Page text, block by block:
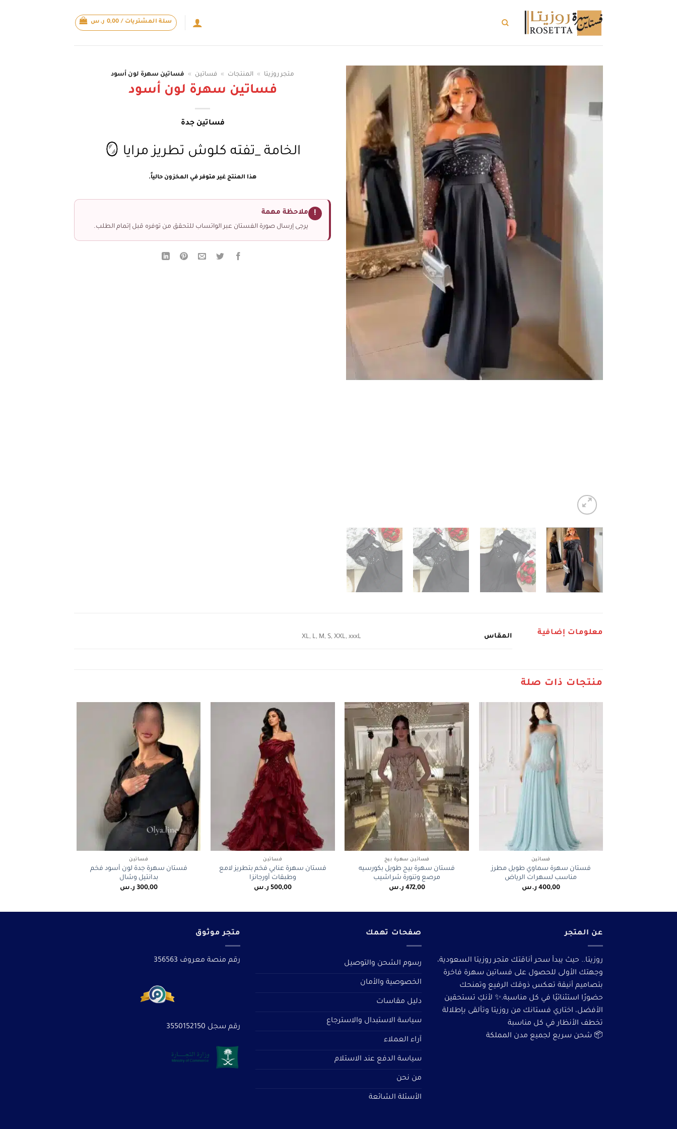
سلة المشتريات / 0,00 ر.س
متجر روزيتا » المنتجات » فساتين » فساتين سهرة لون أسود
فساتين سهرة لون أسود
فساتين جدة
الخامة _تفته كلوش تطريز مرايا 🪞
هذا المنتج غير متوفر في المخزون حالياً.
! ملاحظة مهمة
يرجى إرسال صورة الفستان عبر الواتساب للتحقق من توفره قبل إتمام الطلب.
معلومات إضافية المقاس XL, L, M, S, XXL, xxxL
منتجات ذات صلة
فساتين
فستان سهرة سماوي طويل مطرز
مناسب لسهرات الرياض
400,00 ر.س
+
فساتين سهرة بيج
فستان سهرة بيج طويل بكورسيه
مرصع وتنورة شراشيب
472,00 ر.س
+
فساتين
فستان سهرة عنابي فخم بتطريز لامع
وطبقات أورجانزا
500,00 ر.س
فساتين
فستان سهرة جدة لون أسود فخم
بدانتيل وشال
300,00 ر.س
عن المتجر
روزيتا.. حيث يبدأ سحر أناقتك متجر روزيتا السعودية،
وجهتك الأولى للحصول على فساتين سهرة فاخرة
بتصاميم أنيقة تعكس ذوقك الرفيع وتمنحك
حضورًا استثنائيًا في كل مناسبة.✨ لأنكِ تستحقين
الأفضل، اختاري فستانك من روزيتا وتألقى بإطلالة
تخطف الأنظار في كل مناسبة
📦 شحن سريع لجميع مدن المملكة
صفحات تهمك
رسوم الشحن والتوصيل
الخصوصية والأمان
دليل مقاسات
سياسة الاستبدال والاسترجاع
آراء العملاء
سياسة الدفع عند الاستلام
من نحن
الأسئلة الشائعة
متجر موثوق
رقم منصة معروف 356563
رقم سجل 3550152150